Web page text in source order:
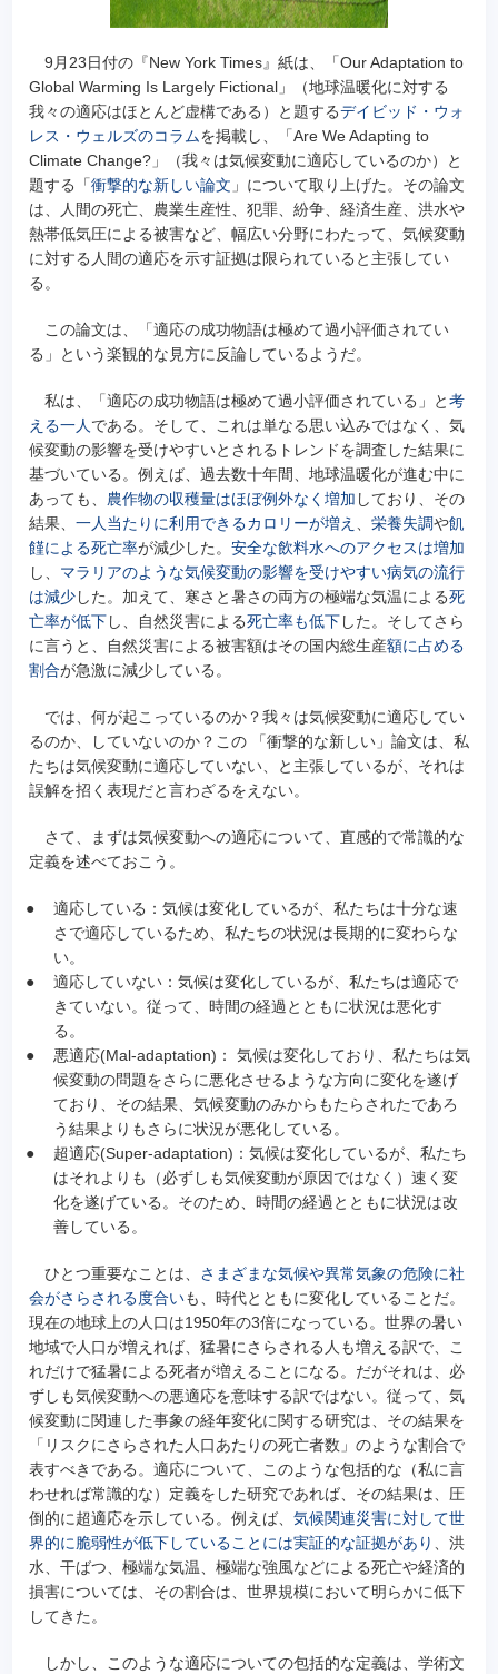
9月23日付の『New York Times』紙は、「Our Adaptation to
Global Warming Is Largely Fictional」（地球温暖化に対する
我々の適応はほとんど虚構である）と題するデイビッド・ウォ
レス・ウェルズのコラムを掲載し、「Are We Adapting to
Climate Change?」（我々は気候変動に適応しているのか）と
題する「衝撃的な新しい論文 」について取り上げた。その論文
は、人間の死亡、農業生産性、犯罪、紛争、経済生産、洪水や
熱帯低気圧による被害など、幅広い分野にわたって、気候変動
に対する人間の適応を示す証拠は限られていると主張してい
る。
この論文は、「適応の成功物語は極めて過小評価されてい
る」という楽観的な見方に反論しているようだ。
私は、「適応の成功物語は極めて過小評価されている」と考
える一人 である。そして、これは単なる思い込みではなく、気
候変動の影響を受けやすいとされるトレンドを調査した結果に
基づいている。例えば、過去数十年間、地球温暖化が進む中に
あっても、 農作物の収穫量はほぼ例外なく増加 しており、その
結果、 一人当たりに利用できるカロリーが増え 栄養失調や飢
饉による死亡率が減少した。 安全な飲料水へのアクセスは増加
し、 マラリアのような気候変動の影響を受けやすい病気の流行
は減少した。加えて、寒さと暑さの両方の極端な気温による死
亡率が低下し、自然災害による死亡率も低下した。そしてさら
に言うと、自然災害による被害額はその国内総生産額に占める
割合が急激に減少している。
では、何が起こっているのか？我々は気候変動に適応してい
るのか、していないのか？この 「衝撃的な新しい」論文は、私
たちは気候変動に適応していない、と主張しているが、それは
誤解を招く表現だと言わざるをえない。
さて、まずは気候変動への適応について、直感的で常識的な
定義を述べておこう。
●
適応している：気候は変化しているが、私たちは十分な速
さで適応しているため、私たちの状況は長期的に変わらな
い。
●
適応していない：気候は変化しているが、私たちは適応で
きていない。従って、時間の経過とともに状況は悪化す
る。
●
悪適応(Mal-adaptation)： 気候は変化しており、私たちは気
候変動の問題をさらに悪化させるような方向に変化を遂げ
ており、その結果、気候変動のみからもたらされたであろ
う結果よりもさらに状況が悪化している。
●
超適応(Super-adaptation)：気候は変化しているが、私たち
はそれよりも（必ずしも気候変動が原因ではなく）速く変
化を遂げている。そのため、時間の経過とともに状況は改
善している。
ひとつ重要なことは、 さまざまな気候や異常気象の危険に社
会がさらされる度合いも、時代とともに変化していることだ。
現在の地球上の人口は1950年の3倍になっている。世界の暑い
地域で人口が増えれば、猛暑にさらされる人も増える訳で、こ
れだけで猛暑による死者が増えることになる。だがそれは、必
ずしも気候変動への悪適応を意味する訳ではない。従って、気
候変動に関連した事象の経年変化に関する研究は、その結果を
「リスクにさらされた人口あたりの死亡者数」のような割合で
表すべきである。適応について、このような包括的な（私に言
わせれば常識的な）定義をした研究であれば、その結果は、圧
倒的に超適応を示している。例えば、 気候関連災害に対して世
界的に脆弱性が低下していることには実証的な証拠があり
、洪
水、干ばつ、極端な気温、極端な強風などによる死亡や経済的
損害については、その割合は、世界規模において明らかに低下
してきた。
しかし、このような適応についての包括的な定義は、学術文